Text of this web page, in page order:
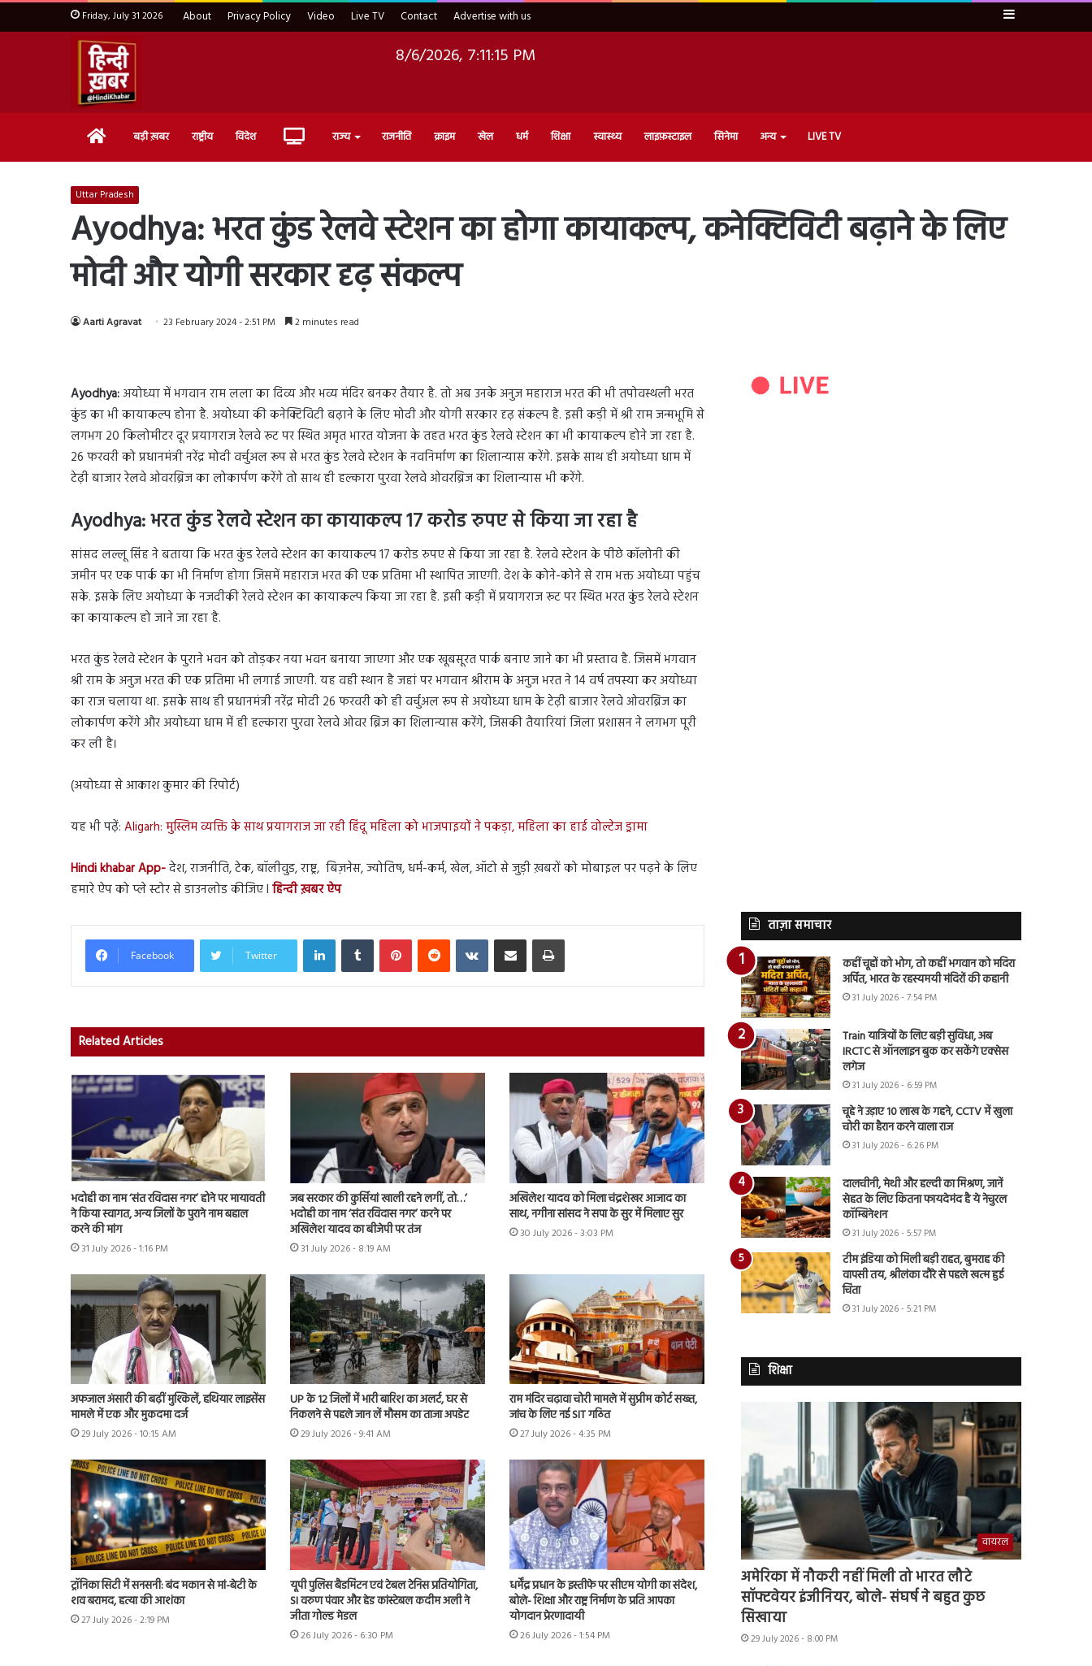
Friday, July 31 2026 About Privacy Policy Video Live TV Contact Advertise with us Sidebar
8/6/2026, 7:11:16 PM
Home बड़ी ख़बर राष्ट्रीय विदेश Live राज्य राजनीति क्राइम खेल धर्म शिक्षा स्वास्थ्य लाइफ़स्टाइल सिनेमा अन्य LIVE TV
Uttar Pradesh
Ayodhya: भरत कुंड रेलवे स्टेशन का होगा कायाकल्प, कनेक्टिविटी बढ़ाने के लिए
मोदी और योगी सरकार दृढ़ संकल्प
Aarti Agravat 23 February 2024 - 2:51 PM 2 minutes read
Ayodhya:अयोध्या में भगवान राम लला का दिव्य और भव्य मंदिर बनकर तैयार है. तो अब उनके अनुज महाराज भरत की भी तपोवस्थली भरत
कुंड का भी कायाकल्प होना है. अयोध्या की कनेक्टिविटी बढ़ाने के लिए मोदी और योगी सरकार दृढ़ संकल्प है. इसी कड़ी में श्री राम जन्मभूमि से
लगभग 20 किलोमीटर दूर प्रयागराज रेलवे रूट पर स्थित अमृत भारत योजना के तहत भरत कुंड रेलवे स्टेशन का भी कायाकल्प होने जा रहा है.
26 फरवरी को प्रधानमंत्री नरेंद्र मोदी वर्चुअल रूप से भरत कुंड रेलवे स्टेशन के नवनिर्माण का शिलान्यास करेंगे. इसके साथ ही अयोध्या धाम में
टेढ़ी बाजार रेलवे ओवरब्रिज का लोकार्पण करेंगे तो साथ ही हल्कारा पुरवा रेलवे ओवरब्रिज का शिलान्यास भी करेंगे.
Ayodhya: भरत कुंड रेलवे स्टेशन का कायाकल्प 17 करोड रुपए से किया जा रहा है
सांसद लल्लू सिंह ने बताया कि भरत कुंड रेलवे स्टेशन का कायाकल्प 17 करोड रुपए से किया जा रहा है. रेलवे स्टेशन के पीछे कॉलोनी की
जमीन पर एक पार्क का भी निर्माण होगा जिसमें महाराज भरत की एक प्रतिमा भी स्थापित जाएगी. देश के कोने-कोने से राम भक्त अयोध्या पहुंच
सके. इसके लिए अयोध्या के नजदीकी रेलवे स्टेशन का कायाकल्प किया जा रहा है. इसी कड़ी में प्रयागराज रूट पर स्थित भरत कुंड रेलवे स्टेशन
का कायाकल्प हो जाने जा रहा है.
भरत कुंड रेलवे स्टेशन के पुराने भवन को तोड़कर नया भवन बनाया जाएगा और एक खूबसूरत पार्क बनाए जाने का भी प्रस्ताव है. जिसमें भगवान
श्री राम के अनुज भरत की एक प्रतिमा भी लगाई जाएगी. यह वही स्थान है जहां पर भगवान श्रीराम के अनुज भरत ने 14 वर्ष तपस्या कर अयोध्या
का राज चलाया था. इसके साथ ही प्रधानमंत्री नरेंद्र मोदी 26 फरवरी को ही वर्चुअल रूप से अयोध्या धाम के टेढ़ी बाजार रेलवे ओवरब्रिज का
लोकार्पण करेंगे और अयोध्या धाम में ही हल्कारा पुरवा रेलवे ओवर ब्रिज का शिलान्यास करेंगे, जिसकी तैयारियां जिला प्रशासन ने लगभग पूरी
कर ली है।
(अयोध्या से आकाश कुमार की रिपोर्ट)
यह भी पढ़ें: Aligarh: मुस्लिम व्यक्ति के साथ प्रयागराज जा रही हिंदू महिला को भाजपाइयों ने पकड़ा, महिला का हाई वोल्टेज ड्रामा
Hindi khabar App-देश, राजनीति, टेक, बॉलीवुड, राष्ट्र, बिज़नेस, ज्योतिष, धर्म-कर्म, खेल, ऑटो से जुड़ी ख़बरों को मोबाइल पर पढ़ने के लिए
हमारे ऐप को प्ले स्टोर से डाउनलोड कीजिए l हिन्दी ख़बर ऐप
Facebook Twitter
LinkedInTumblr PinterestReddit VKontakteShare via Email Print
Related Articles
भदोही का नाम ‘संत रविदास नगर’ होने पर मायावती
ने किया स्वागत, अन्य जिलों के पुराने नाम बहाल
करने की मांग
31 July 2026 - 1:16 PM
जब सरकार की कुर्सियां खाली रहने लगीं, तो…’
भदोही का नाम ‘संत रविदास नगर’ करने पर
अखिलेश यादव का बीजेपी पर तंज
31 July 2026 - 8:19 AM
अखिलेश यादव को मिला चंद्रशेखर आजाद का
साथ, नगीना सांसद ने सपा के सुर में मिलाए सुर
30 July 2026 - 3:03 PM
अफजाल अंसारी की बढ़ीं मुश्किलें, हथियार लाइसेंस
मामले में एक और मुकदमा दर्ज
29 July 2026 - 10:15 AM
UP के 12 जिलों में भारी बारिश का अलर्ट, घर से
निकलने से पहले जान लें मौसम का ताजा अपडेट
29 July 2026 - 9:41 AM
राम मंदिर चढ़ावा चोरी मामले में सुप्रीम कोर्ट सख्त,
जांच के लिए नई SIT गठित
27 July 2026 - 4:35 PM
ट्रॉनिका सिटी में सनसनी: बंद मकान से मां-बेटी के
शव बरामद, हत्या की आशंका
27 July 2026 - 2:19 PM
यूपी पुलिस बैडमिंटन एवं टेबल टेनिस प्रतियोगिता,
SI वरुण पंवार और हेड कांस्टेबल कदीम अली ने
जीता गोल्ड मेडल
26 July 2026 - 6:30 PM
धर्मेंद्र प्रधान के इस्तीफे पर सीएम योगी का संदेश,
बोले- शिक्षा और राष्ट्र निर्माण के प्रति आपका
योगदान प्रेरणादायी
26 July 2026 - 1:54 PM
ताज़ा समाचार
कहीं चूहों को भोग, तो कहीं भगवान को मदिरा
अर्पित, भारत के रहस्यमयी मंदिरों की कहानी
31 July 2026 - 7:54 PM
Train यात्रियों के लिए बड़ी सुविधा, अब
IRCTC से ऑनलाइन बुक कर सकेंगे एक्सेस
लगेज
31 July 2026 - 6:59 PM
चूहे ने उड़ाए 10 लाख के गहने, CCTV में खुला
चोरी का हैरान करने वाला राज
31 July 2026 - 6:26 PM
दालचीनी, मेथी और हल्दी का मिश्रण, जानें
सेहत के लिए कितना फायदेमंद है ये नेचुरल
कॉम्बिनेशन
31 July 2026 - 5:57 PM
टीम इंडिया को मिली बड़ी राहत, बुमराह की
वापसी तय, श्रीलंका दौरे से पहले खत्म हुई
चिंता
31 July 2026 - 5:21 PM
शिक्षा
वायरल
अमेरिका में नौकरी नहीं मिली तो भारत लौटे
सॉफ्टवेयर इंजीनियर, बोले- संघर्ष ने बहुत कुछ
सिखाया
29 July 2026 - 8:00 PM